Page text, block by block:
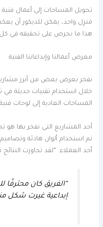
تحويل المساحات إلى أعمال فنية
مَنزِل واحد، يمكن للديكور أن
هذا ما نحرص على تحقيقه في
معرض أعمالنا وإبداعاتنا الفنية
نفخر بعرض بعض من أبرز
خلال استخدام تقنيات حديثة في
المساحات العادية إلى لوحات
أحد المشاريع التي نفخر بها
تم استخدام ألوان هادئة
أحد العملاء: “لقد تجاوزت النتائج
“الفريق كان محترفًا
إبداعية غيرت شكل